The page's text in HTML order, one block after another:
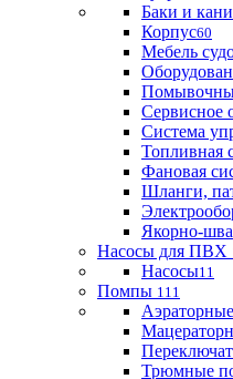
Баки и
Корпус60
Мебель
Сервисное
Система
Топливная
Фановая
Шланги,
Якорно-
Насосы для ПВХ
Насосы11
Помпы 111
Трюмные